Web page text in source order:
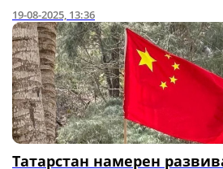
19-08-2025, 13:36
Татарстан намерен